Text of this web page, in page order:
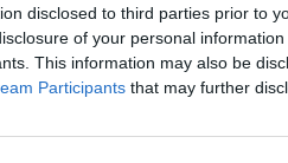
disclosed to third parties prior to
of your personal
This information may also be
Participants that may further